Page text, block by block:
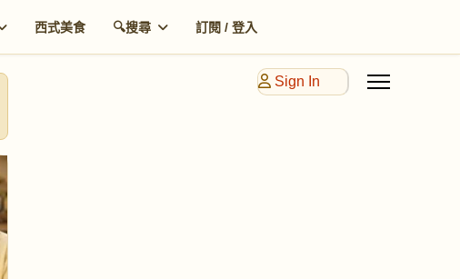
西式美食 🔍搜尋 訂閱 / 登入
Sign In